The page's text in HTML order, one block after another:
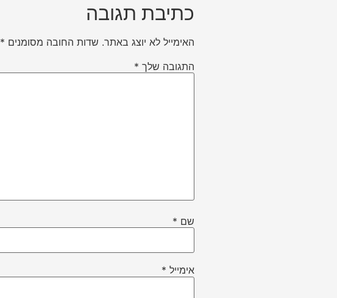
כתיבת תגובה
האימייל לא יוצג באתר. שדות החובה מסומנים *
התגובה שלך *
שם *
אימייל *